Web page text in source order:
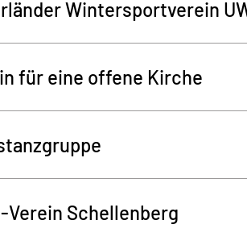
Wintersportverein
für eine offene Kirche
Verein Schellenberg